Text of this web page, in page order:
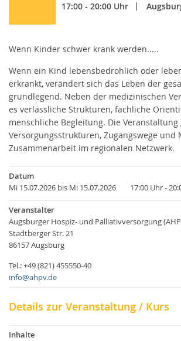
Jetzt spenden
AGB
Datenschutz
Impressum
17:00 - 20:00 Uhr
Wenn Kinder schwer krank werden.....
Wenn ein Kind lebensbedrohlich oder
erkrankt, verändert sich das Leben der
grundlegend. Neben der medizinischen
es verlässliche Strukturen, fachliche
menschliche Begleitung. Die
Versorgungsstrukturen, Zugangswege und
Zusammenarbeit im regionalen Netzwerk.
Datum
Mi 15.07.2026 bis Mi 15.07.2026
17:00 Uhr -
Veranstalter
Augsburger Hospiz- und Palliativversorgung
Stadtberger Str. 21
86157 Augsburg
Tel.: +49 (821) 455550-40
info@ahpv.de
Details zur Veranstaltung / Kurs
Inhalte